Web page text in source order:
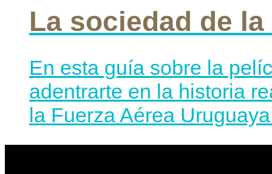
La sociedad de la
En esta guía sobre la
adentrarte en la historia
la Fuerza Aérea